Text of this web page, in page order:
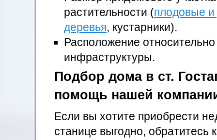
растительности (плодовые
деревья, кустарники).
Расположение относительно
инфраструктуры.
Подбор дома в ст.
помощь нашей
Если вы хотите приобрести
станице выгодно, обратитесь